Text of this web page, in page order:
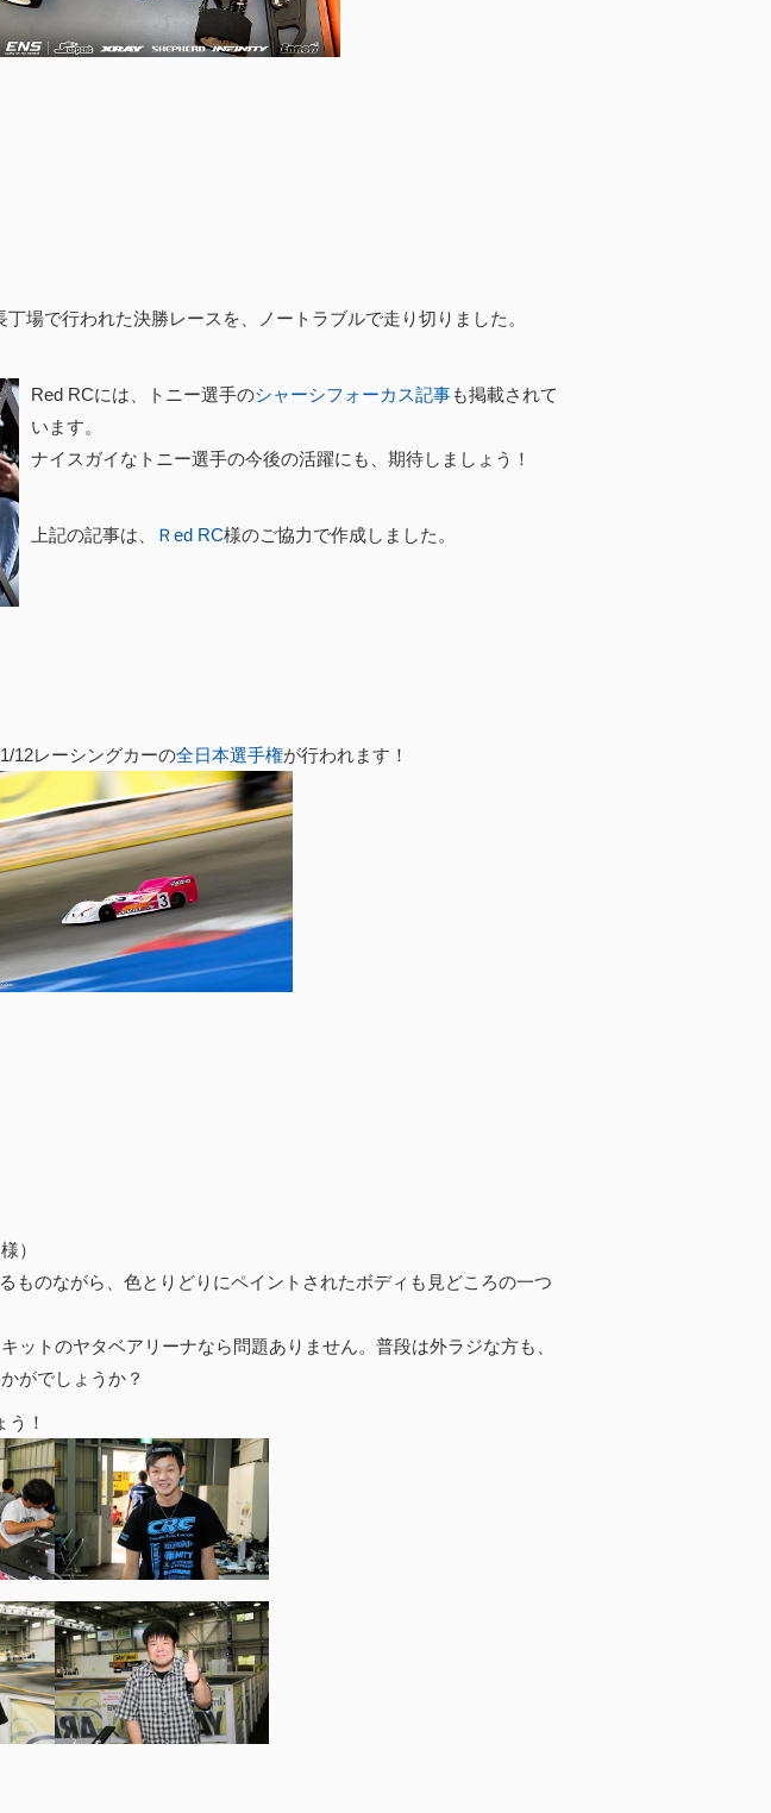
場で行われた決勝レースを、ノートラブルで走り切りました。
Red RCには、トニー選手のシャーシフォーカス記事も掲載されて
います。
ナイスガイなトニー選手の今後の活躍にも、期待しましょう！
上記の記事は、 Ｒed RC様のご協力で作成しました。
12レーシングカーの全日本選手権が行われます！
）
ものながら、色とりどりにペイントされたボディも見どころの一つ
ットのヤタベアリーナなら問題ありません。普段は外ラジな方も、
がでしょうか？
！